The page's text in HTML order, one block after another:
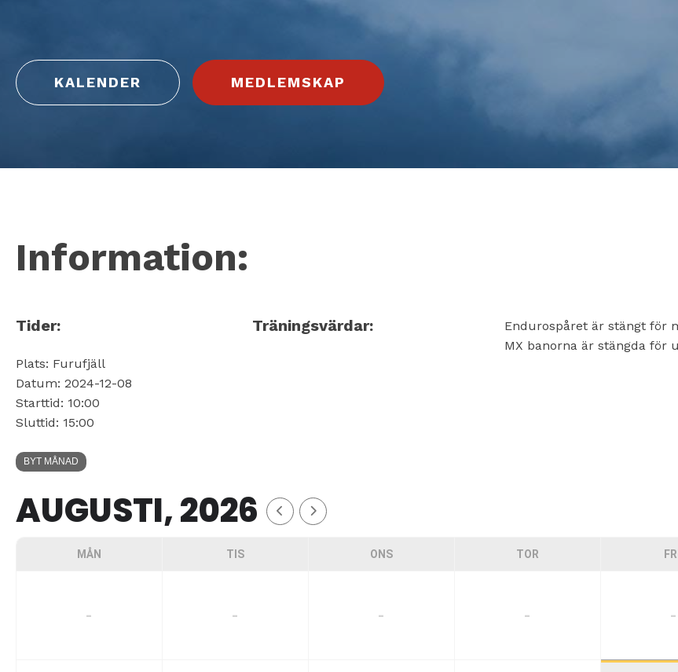
KALENDER MEDLEMSKAP
Information:
Tider:
Plats: Furufjäll
Datum: 2024-12-08
Starttid: 10:00
Sluttid: 15:00
Träningsvärdar:
Endurospåret är stängt för
MX banorna är stängda för
BYT MÅNAD
AUGUSTI, 2026
MÅN TIS ONS TOR
- - - - -